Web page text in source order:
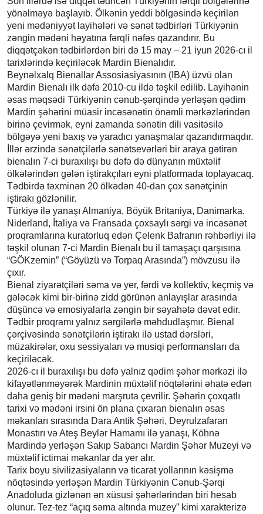
yönəlməyə başlayıb. Ölkənin yeddi bölgəsində keçirilən
yeni mədəniyyət layihələri və sənət tədbirləri Türkiyənin
zəngin mədəni həyatına fərqli nəfəs qazandırır. Bu
diqqətçəkən tədbirlərdən biri də 15 may – 21 iyun 2026-cı il
tarixlərində keçiriləcək Mardin Bienalıdır.
Beynəlxalq Bienallar Assosiasiyasının (IBA) üzvü olan
Mardin Bienalı ilk dəfə 2010-cu ildə təşkil edilib. Layihənin
əsas məqsədi Türkiyənin cənub-şərqində yerləşən qədim
Mardin şəhərini müasir incəsənətin önəmli mərkəzlərindən
birinə çevirmək, eyni zamanda sənətin dili vasitəsilə
bölgəyə yeni baxış və yaradıcı yanaşmalar qazandırmaqdır.
İllər ərzində sənətçilərlə sənətsevərləri bir araya gətirən
bienalın 7-ci buraxılışı bu dəfə də dünyanın müxtəlif
ölkələrindən gələn iştirakçıları eyni platformada toplayacaq.
Tədbirdə təxminən 20 ölkədən 40-dan çox sənətçinin
iştirakı gözlənilir.
Türkiyə ilə yanaşı Almaniya, Böyük Britaniya, Danimarka,
Niderland, İtaliya və Fransada çoxsaylı sərgi və incəsənət
proqramlarına kuratorluq edən Çelenk Bafranın rəhbərliyi ilə
təşkil olunan 7-ci Mardin Bienalı bu il tamaşaçı qarşısına
“GÖKzemin” (“Göyüzü və Torpaq Arasında”) mövzusu ilə
çıxır.
Bienal ziyarətçiləri səma və yer, fərdi və kollektiv, keçmiş və
gələcək kimi bir-birinə zidd görünən anlayışlar arasında
düşüncə və emosiyalarla zəngin bir səyahətə dəvət edir.
Tədbir proqramı yalnız sərgilərlə məhdudlaşmır. Bienal
çərçivəsində sənətçilərin iştirakı ilə ustad dərsləri,
müzakirələr, oxu sessiyaları və musiqi performansları da
keçiriləcək.
2026-cı il buraxılışı bu dəfə yalnız qədim şəhər mərkəzi ilə
kifayətlənməyərək Mardinin müxtəlif nöqtələrini əhatə edən
daha geniş bir mədəni marşruta çevrilir. Şəhərin çoxqatlı
tarixi və mədəni irsini ön plana çıxaran bienalın əsas
məkanları sırasında Dara Antik Şəhəri, Deyrulzafaran
Monastırı və Ateş Beylər Hamamı ilə yanaşı, Köhnə
Mardində yerləşən Sakıp Sabancı Mardin Şəhər Muzeyi və
müxtəlif ictimai məkanlar da yer alır.
Tarix boyu sivilizasiyaların və ticarət yollarının kəsişmə
nöqtəsində yerləşən Mardin Türkiyənin Cənub-Şərqi
Anadoluda gizlənən ən xüsusi şəhərlərindən biri hesab
olunur. Tez-tez “açıq səma altında muzey” kimi xarakterizə